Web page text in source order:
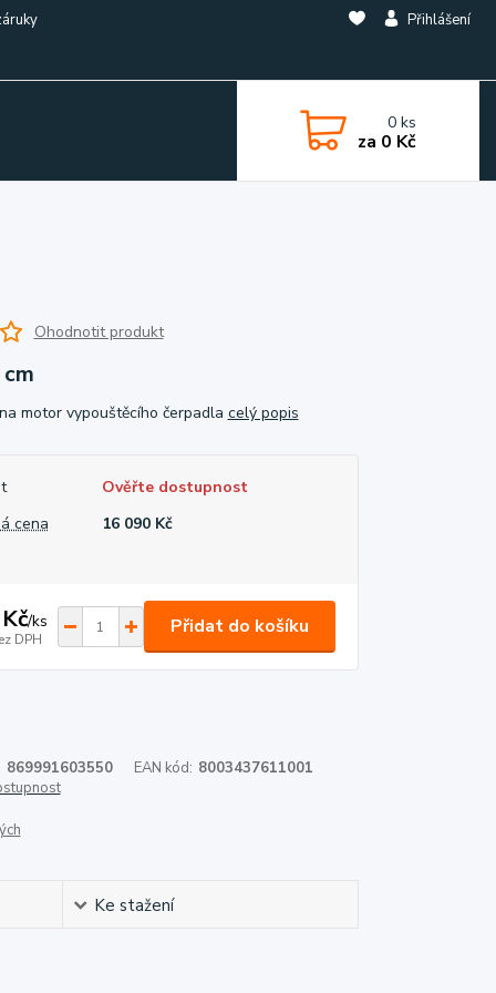
Přihlášení
0 ks
za 0 Kč
Ohodnotit produkt
motor vypouštěcího čerpadla celý popis
Ověřte dostupnost
cena
16 090 Kč
/ks
DPH
Přidat do košíku
869991603550 EAN kód: 8003437611001
Ke stažení